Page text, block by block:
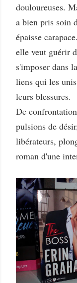
douloureuses.
a bien pris soin
épaisse
elle veut guérir
s'imposer dans
liens qui les
leurs blessures.
De
pulsions de
libérateurs,
roman d'une